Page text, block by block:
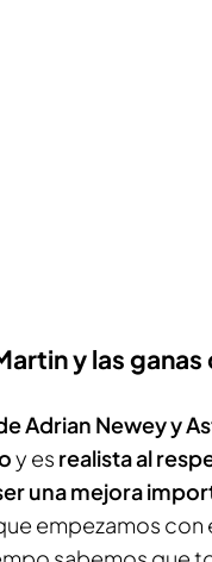
y las
Adrian Newey y
y es realista al
una mejora
empezamos